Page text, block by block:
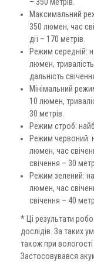
– 350 метрів.
Максимальний
350 люмен, час
дії – 170 метрів.
Режим середній:
люмен,
дальність
Мінімальний
10 люмен,
30 метрів.
Режим строб:
Режим червоний:
люмен, час
свічення – 30
Режим зелений:
люмен, час
свічення – 40
* Ці результати
дослідів. За таких
також при
Застосовувався